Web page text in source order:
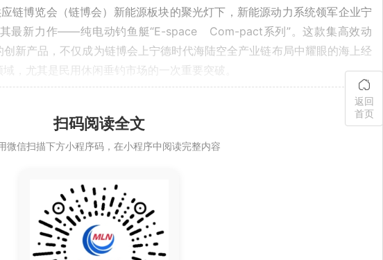
链博览会（链博会）新能源板块的聚光灯下，新能源动力系统领军企业宁
最新力作——纯电动钓鱼艇“E-space Com-pact系列”。这款集高效动
新产品，不仅成为链博会上宁德时代海陆空全产业链布局中耀眼的海上经
，尤其是民用休闲垂钓市场的一次重要突破。
动船舶市场蓬勃发展的浪潮中，“E-space Compact系列”应运而生。该艇
达4小时。船体设计精妙融合静音性与稳定性，真正实现“零排放、零噪
环保型休闲渔业的品质需求。
扫码阅读全文
微信扫描下方小程序码，在小程序中阅读完整内容
返回
首页